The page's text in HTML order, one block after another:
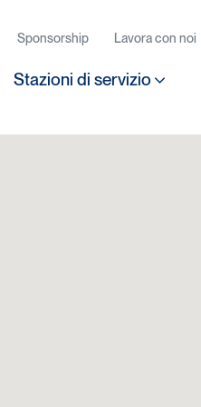
Stazioni di servizio
Sponsorship Lavora con noi